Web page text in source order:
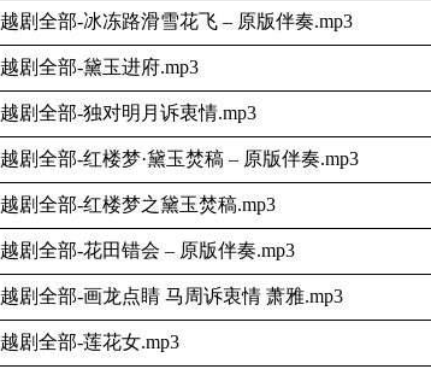
越剧全部-冰冻路滑雪花飞 – 原版伴奏.mp3
越剧全部-黛玉进府.mp3
越剧全部-独对明月诉衷情.mp3
越剧全部-红楼梦·黛玉焚稿 – 原版伴奏.mp3
越剧全部-红楼梦之黛玉焚稿.mp3
越剧全部-花田错会 – 原版伴奏.mp3
越剧全部-画龙点睛 马周诉衷情 萧雅.mp3
越剧全部-莲花女.mp3